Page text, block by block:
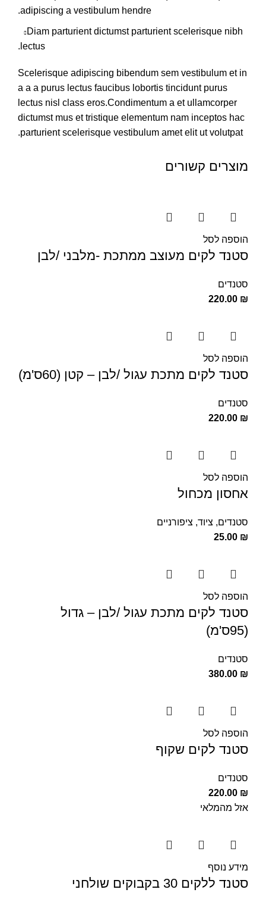
adipiscing a vestibulum hendre.
Diam parturient dictumst parturient scelerisque nibh
lectus.
Scelerisque adipiscing bibendum sem vestibulum et in
a a a purus lectus faucibus lobortis tincidunt purus
lectus nisl class eros.Condimentum a et ullamcorper
dictumst mus et tristique elementum nam inceptos hac
parturient scelerisque vestibulum amet elit ut volutpat.
מוצרים קשורים
הוספה לסל
סטנד לקים מעוצב ממתכת -מלבני /לבן
סטנדים
220.00 ₪
הוספה לסל
סטנד לקים מתכת עגול /לבן – קטן (60ס'מ)
סטנדים
220.00 ₪
הוספה לסל
אחסון מכחול
סטנדים, ציוד, ציפורניים
25.00 ₪
הוספה לסל
סטנד לקים מתכת עגול /לבן – גדול
(95ס'מ)
סטנדים
380.00 ₪
הוספה לסל
סטנד לקים שקוף
סטנדים
220.00 ₪
אזל מהמלאי
מידע נוסף
סטנד ללקים 30 בקבוקים שולחני